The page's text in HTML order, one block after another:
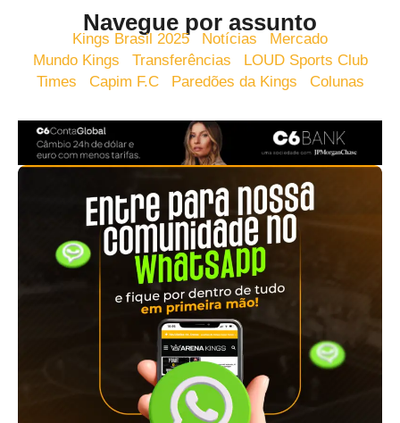
Navegue por assunto
Kings Brasil 2025 Notícias
Mercado
Mundo Kings
Transferências
LOUD Sports Club
Times
Capim F.C Paredões da Kings Colunas